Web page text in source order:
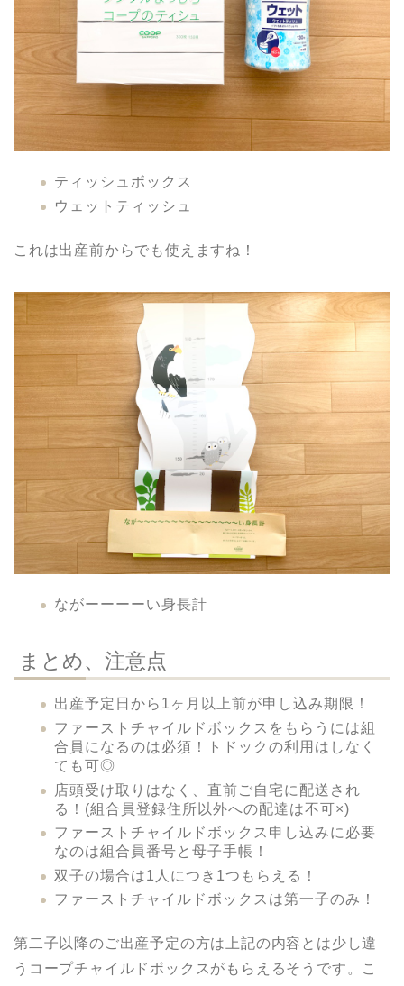
ティッシュボックス
ウェットティッシュ
これは出産前からでも使えますね！
ながーーーーい身長計
まとめ、注意点
出産予定日から1ヶ月以上前が申し込み期限！
ファーストチャイルドボックスをもらうには組
合員になるのは必須！トドックの利用はしなく
ても可◎
店頭受け取りはなく、直前ご自宅に配送され
る！(組合員登録住所以外への配達は不可×)
ファーストチャイルドボックス申し込みに必要
なのは組合員番号と母子手帳！
双子の場合は1人につき1つもらえる！
ファーストチャイルドボックスは第一子のみ！
第二子以降のご出産予定の方は上記の内容とは少し違
うコープチャイルドボックスがもらえるそうです。こ